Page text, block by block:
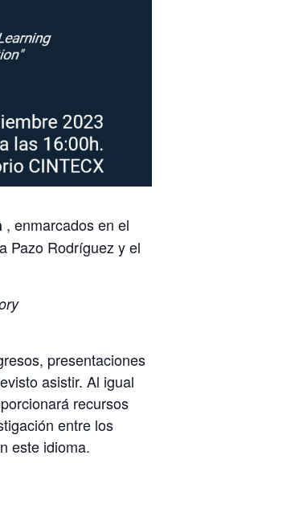
, enmarcados en el
Pazo Rodríguez y el
presentaciones
asistir. Al igual
recursos
entre los
este idioma.